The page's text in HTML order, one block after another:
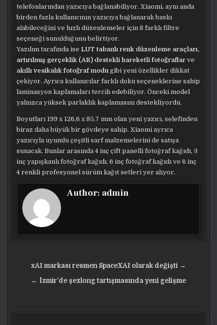
telefonlarından yazıcıya bağlanabiliyor. Xiaomi, aynı anda
birden fazla kullanıcının yazıcıya bağlanarak baskı
alabileceğini ve hızlı düzenlemeler için 8 farklı filtre
seçeneği sunulduğunu belirtiyor.
Yazılım tarafında ise LUT tabanlı renk düzenleme araçları,
artırılmış gerçeklik (AR) destekli hareketli fotoğraflar ve
akıllı vesikalık fotoğraf modu gibi yeni özellikler dikkat
çekiyor. Ayrıca kullanıcılar farklı doku seçeneklerine sahip
laminasyon kaplamaları tercih edebiliyor. Önceki model
yalnızca yüksek parlaklık kaplamasını destekliyordu.
Boyutları 199 x 126,6 x 85,7 mm olan yeni yazıcı, selefinden
biraz daha büyük bir gövdeye sahip. Xiaomi ayrıca
yazıcıyla uyumlu çeşitli sarf malzemelerini de satışa
sunacak. Bunlar arasında 4 inç çift panelli fotoğraf kağıdı, 3
inç yapışkanlı fotoğraf kağıdı, 6 inç fotoğraf kağıdı ve 6 inç
4 renkli profesyonel sürüm kağıt setleri yer alıyor.
Author: admin
Yazı
gezinmesi
xAI markası resmen SpaceXAI olarak değişti →
← İzmir’de şezlong tartışmasında yeni gelişme